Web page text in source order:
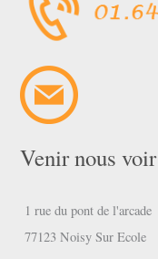
Venir nous voir
1 rue du pont de l'arcade
77123 Noisy Sur Ecole